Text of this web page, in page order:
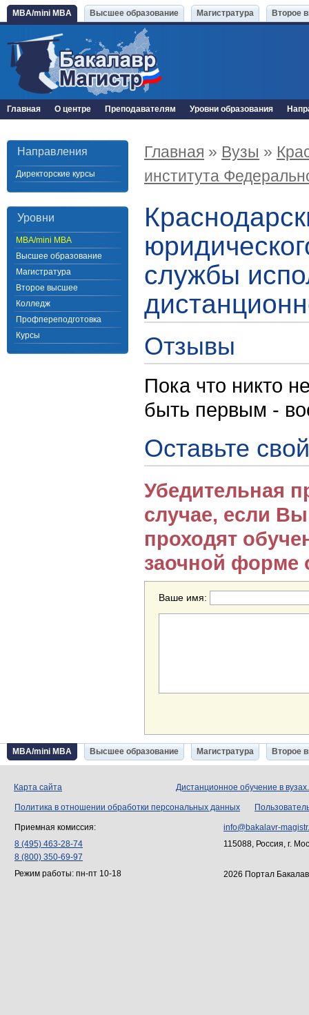
MBA/mini MBA Высшее образование Магистратура Второе
Главная О центре Преподавателям Уровни образования
Направления
Директорские курсы
Уровни
MBA/mini MBA
Высшее образование
Магистратура
Второе высшее
Колледж
Профпереподготовка
Курсы
Главная » Вузы »
института
службы
Отзывы
Пока что никто
быть первым -
Оставьте
Убедительная
случае, если
проходят
заочной форме
Ваше имя:
MBA/mini MBA Высшее образование Магистратура Второе
Карта сайта Дистанционное обучение в
Политика в отношении обработки персональных данных
Приемная комиссия:
8 (495) 463-28-74
8 (800) 350-69-97
Режим работы: пн-пт 10-18
info@bakalavr-
115088, Россия, г.
2026 Портал